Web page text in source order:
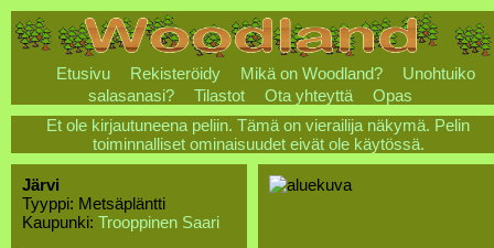
Etusivu Rekisteröidy Mikä on Woodland?
Unohtuiko
salasanasi?
Tilastot Ota yhteyttä
Opas
Et ole kirjautuneena peliin. Tämä on vierailija näkymä. Pelin
toiminnalliset ominaisuudet eivät ole käytössä.
Järvi
Tyyppi: Metsäpläntti
Kaupunki: Trooppinen Saari